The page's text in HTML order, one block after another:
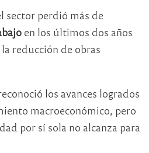
sector perdió más de
en los últimos dos años
reducción de obras
los avances logrados
macroeconómico, pero
por sí sola no alcanza para